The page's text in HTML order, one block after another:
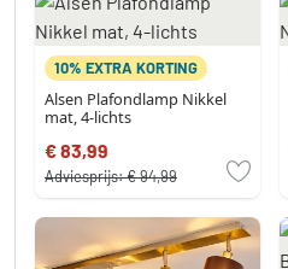
10% EXTRA KORTING
Alsen Plafondlamp Nikkel
mat, 4-lichts
€ 83,99
Adviesprijs:€ 94,99